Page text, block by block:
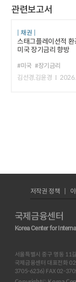
관련보고서
채권
스태그플레이션적 환
미국 장기금리 향방
#미국 #장기금리
김선경,김윤경
국제금융센터
Korea Center for
서울특별시 중구 명동 11
국제금융센터 대표전화
3705-6236) FAX 02-
저작권 정책